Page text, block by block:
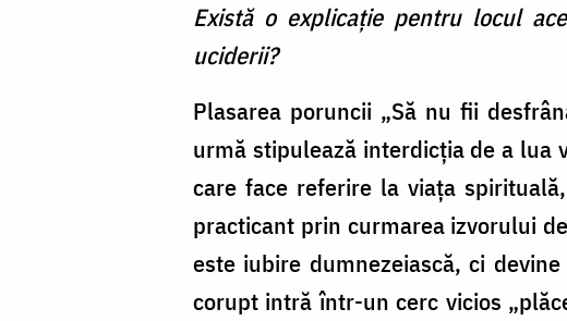
Există o explicaţie pentru locul
uciderii?
Plasarea poruncii „Să nu fii
urmă stipulează interdicţia de a lua
care face referire la viaţa spirituală,
practicant prin curmarea izvorului
este iubire dumnezeiască, ci
corupt intră într-un cerc vicios